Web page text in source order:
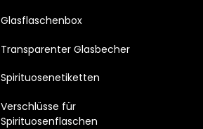
Glasflaschenbox
Transparenter Glasbecher
Spirituosenetiketten
Verschlüsse für
Spirituosenflaschen